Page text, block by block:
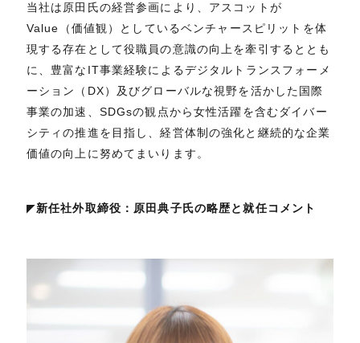
当社は原田氏の経営参画により、アスコットが
Value（価値観）としているベンチャースピリットを体
現する存在として役職員の意識の向上を牽引するととも
に、豊富なIT事業経験によるデジタルトランスフォーメ
ーション（DX）及びグローバルな視野を活かした国際
事業の加速、SDGsの観点から女性活躍を含むダイバー
シティの推進を目指し、経営体制の強化と継続的な企業
価値の向上に努めてまいります。
◤新任社外取締役：原田典子氏の略歴と就任コメント